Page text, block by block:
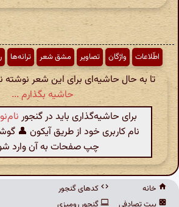
اطّلاعات واژگان تصاویر مشق شعر ترانه‌ها
تا به حال حاشیه‌ای برای این شعر
حاشیه بگذارم ...
برای حاشیه‌گذاری باید در گنجور
نام کاربری خود از طریق آیکون 👤
چپ صفحات به آن وارد
خانه
بیت تصادفی
کدهای گنجور
گنجور رومیزی